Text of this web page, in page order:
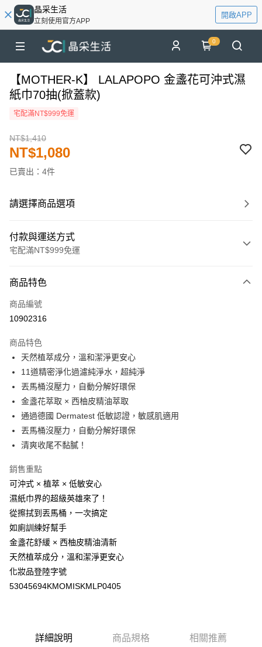
晶采生活
立刻使用官方APP
開啟APP
0
【MOTHER-K】 LALAPOPO 金盞花可沖式濕
紙巾70抽(掀蓋款)
宅配滿NT$999免運
NT$1,410
NT$1,080
已賣出：4件
請選擇商品選項
付款與運送方式
宅配滿NT$999免運
信用卡一次付款
LINE Pay
街口支付
悠遊付
全盈+PAY
AFTEE先享後付
相關說明
【關於「AFTEE先享後付」】
便利好安心！
１．簡單：不需註冊會員、不需綁卡、不需儲值。
２．便利：只要手機號碼，簡訊認證，即可結帳。
３．安心：先確認商品／服務後，再付款。
１．於結帳方式選擇「AFTEE先享後付」後，將跳轉至「AFTEE先享後付」
結帳頁面，進行簡訊認證並確認金額後，即可完成結帳。
２．訂單成立數日內，您將收到繳費通知簡訊。
３．收到繳費通知簡訊後14天內，點擊此簡訊中的連結，可透過四大超商／
ATM／網路銀行／等多元方式進行付款，方視為交易完成。
※ 請注意：結帳手續完成當下不需立刻繳費，但若您需要取消訂單，請聯絡
客戶支援中心」 https://netprotections.freshdesk.com/support/home
宅配
每筆NT$100，滿NT$999(含以上)免運費
商品特色
商品編號
10902316
商品特色
天然植萃成分，溫和潔淨更安心
11道精密淨化過濾純淨水，超純淨
丟馬桶沒壓力，自動分解好環保
金盞花萃取 × 西柚皮精油萃取
通過德國 Dermatest 低敏認證，敏感肌適用
丟馬桶沒壓力，自動分解好環保
清爽收尾不黏膩！
銷售重點
可沖式 × 植萃 × 低敏安心
濕紙巾界的超級英雄來了！
從擦拭到丟馬桶，一次搞定
如廁訓練好幫手
金盞花舒緩 × 西柚皮精油清新
天然植萃成分，溫和潔淨更安心
化妝品登陸字號
53045694KMOMISKMLP0405
詳細說明 商品規格 相關推薦